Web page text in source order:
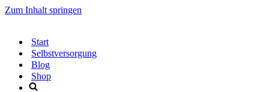
Zum Inhalt springen
Start
Selbstversorgung
Blog
Shop